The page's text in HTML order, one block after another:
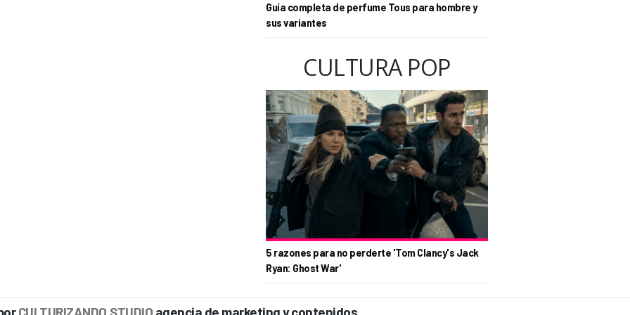
Guía completa de perfume Tous para hombre y
sus variantes
CULTURA POP
5 razones para no perderte 'Tom Clancy's Jack
Ryan: Ghost War'